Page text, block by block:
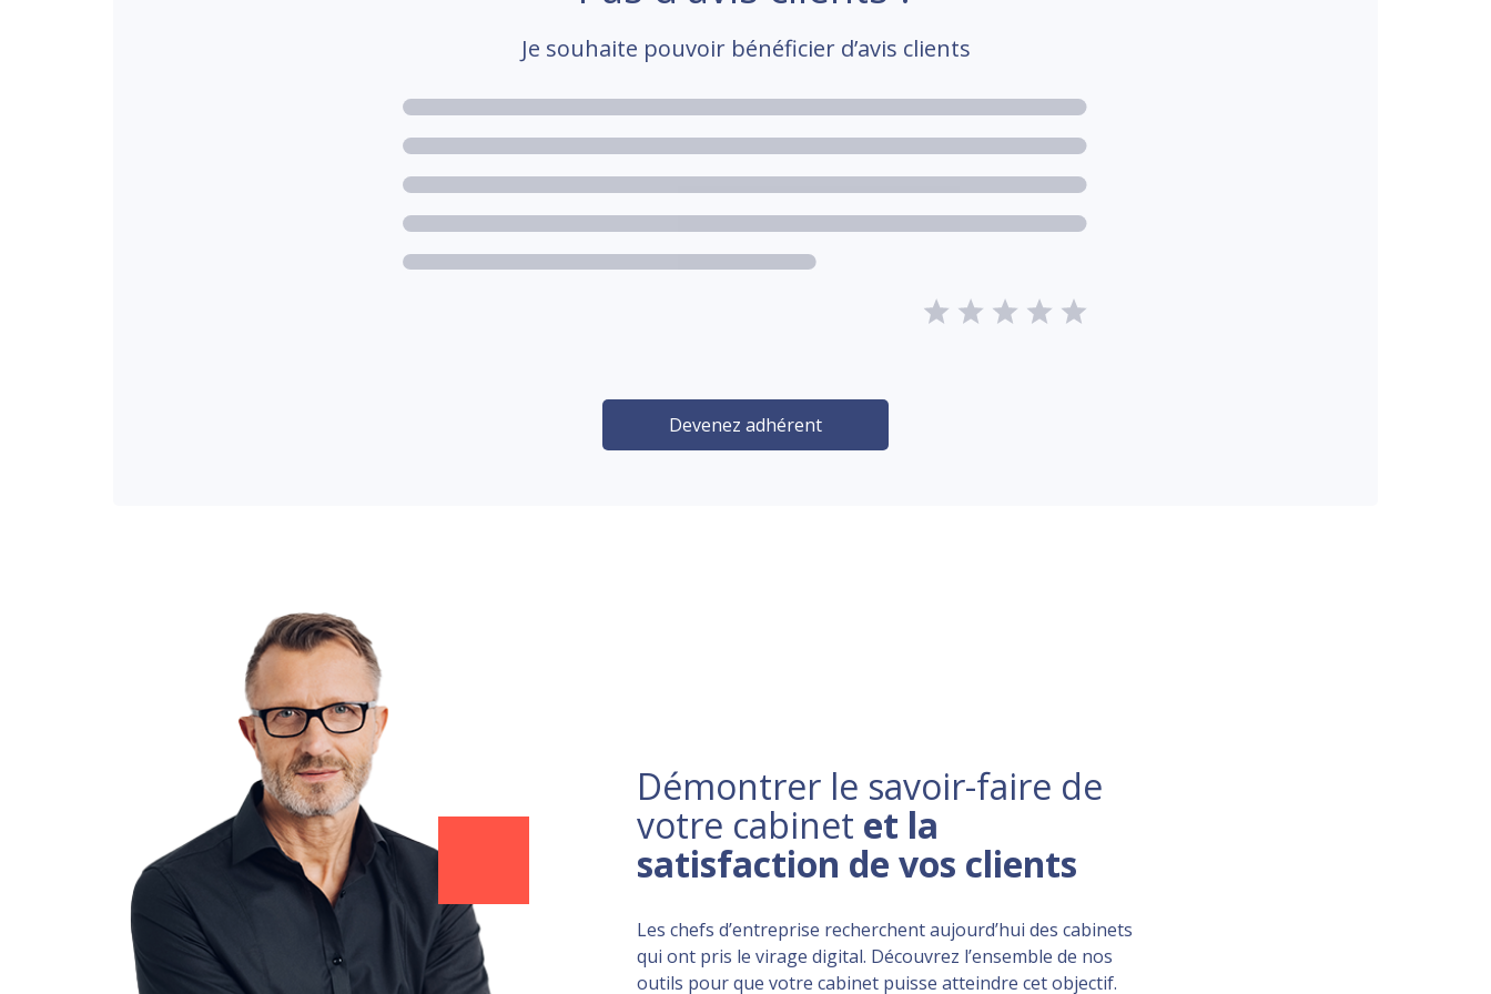
Je souhaite pouvoir bénéficier d’avis clients
Devenez adhérent
Démontrer le savoir-faire de
votre cabinet et la
satisfaction de vos clients
Les chefs d’entreprise recherchent aujourd’hui des cabinets
qui ont pris le virage digital. Découvrez l’ensemble de nos
outils pour que votre cabinet puisse atteindre cet objectif.